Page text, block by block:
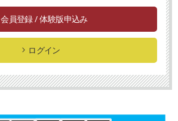
会員登録 / 体験版申込み
ログイン